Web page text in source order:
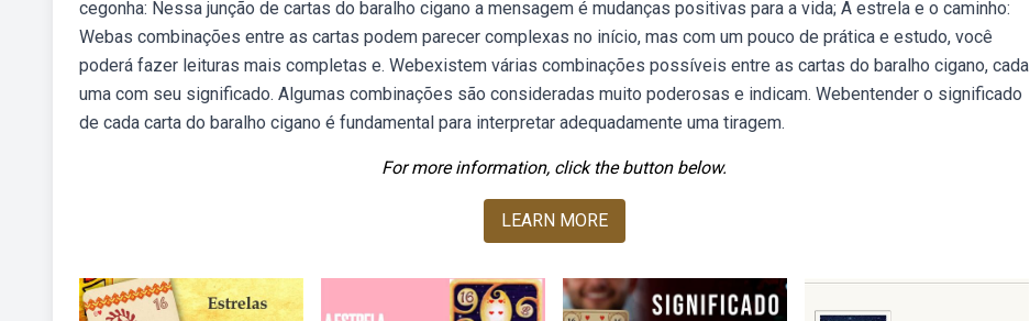
cegonha: Nessa junção de cartas do baralho cigano a mensagem é mudanças positivas para a vida; A estrela e o caminho:
Webas combinações entre as cartas podem parecer complexas no início, mas com um pouco de prática e estudo, você
poderá fazer leituras mais completas e. Webexistem várias combinações possíveis entre as cartas do baralho cigano, cada
uma com seu significado. Algumas combinações são consideradas muito poderosas e indicam. Webentender o significado
de cada carta do baralho cigano é fundamental para interpretar adequadamente uma tiragem.
For more information, click the button below.
LEARN MORE